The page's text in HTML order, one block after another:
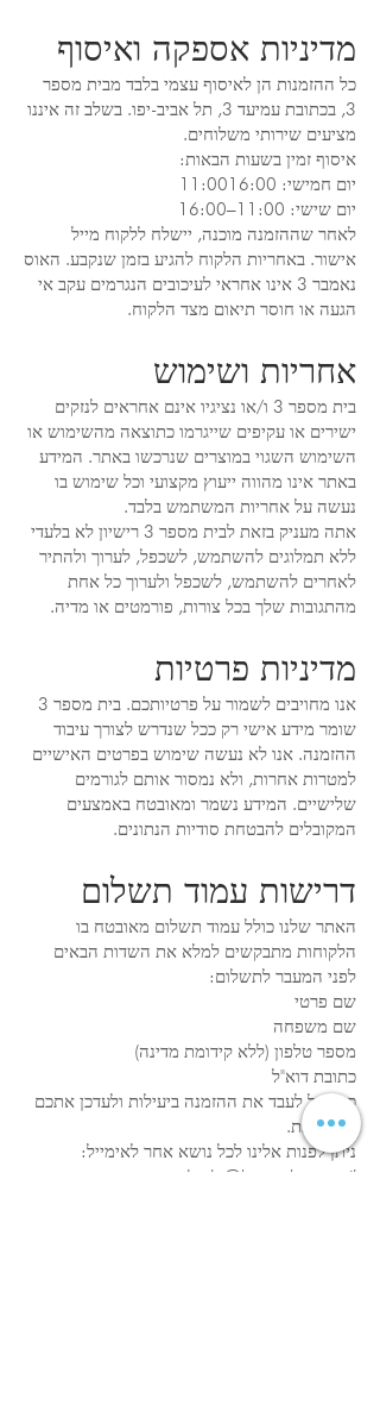
מדיניות אספקה ואיסוף
כל ההזמנות הן לאיסוף עצמי בלבד מבית מספר
3, בכתובת עמיעד 3, תל אביב-יפו. בשלב זה איננו
מציעים שירותי משלוחים.
איסוף זמין בשעות הבאות:
יום חמישי: 11:0016:00
יום שישי: 11:00–16:00
לאחר שההזמנה מוכנה, יישלח ללקוח מייל
אישור. באחריות הלקוח להגיע בזמן שנקבע. האוס
נאמבר 3 אינו אחראי לעיכובים הנגרמים עקב אי
הגעה או חוסר תיאום מצד הלקוח.
אחריות ושימוש
בית מספר 3 ו/או נציגיו אינם אחראים לנזקים
ישירים או עקיפים שייגרמו כתוצאה מהשימוש או
השימוש השגוי במוצרים שנרכשו באתר. המידע
באתר אינו מהווה ייעוץ מקצועי וכל שימוש בו
נעשה על אחריות המשתמש בלבד.
אתה מעניק בזאת לבית מספר 3 רישיון לא בלעדי
ללא תמלוגים להשתמש, לשכפל, לערוך ולהתיר
לאחרים להשתמש, לשכפל ולערוך כל אחת
מהתגובות שלך בכל צורות, פורמטים או מדיה.
מדיניות פרטיות
אנו מחויבים לשמור על פרטיותכם. בית מספר 3
שומר מידע אישי רק ככל שנדרש לצורך עיבוד
ההזמנה. אנו לא נעשה שימוש בפרטים האישיים
למטרות אחרות, ולא נמסור אותם לגורמים
שלישיים. המידע נשמר ומאובטח באמצעים
המקובלים להבטחת סודיות הנתונים.
דרישות עמוד תשלום
האתר שלנו כולל עמוד תשלום מאובטח בו
הלקוחות מתבקשים למלא את השדות הבאים
לפני המעבר לתשלום:
שם פרטי
שם משפחה
מספר טלפון (ללא קידומת מדינה)
כתובת דוא"ל
כך נוכל לעבד את ההזמנה ביעילות ולעדכן אתכם
בזמן אמת.
ניתן לפנות אלינו לכל נושא אחר לאימייל:
Layla@housethree.co.il